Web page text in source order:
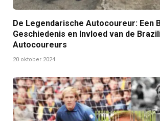
De Legendarische Autocoureur: Een
Geschiedenis en Invloed van de
Autocoureurs
20 oktober 2024